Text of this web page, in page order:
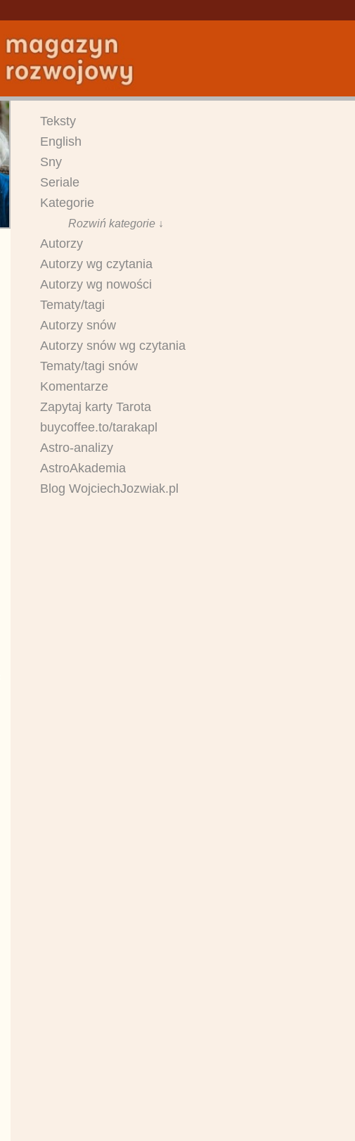
Teksty
English
Sny
Seriale
Kategorie
Rozwiń kategorie ↓
Autorzy
Autorzy wg czytania
Autorzy wg nowości
Tematy/tagi
Autorzy snów
Autorzy snów wg czytania
Tematy/tagi snów
Komentarze
Zapytaj karty Tarota
buycoffee.to/tarakapl
Astro-analizy
AstroAkademia
Blog WojciechJozwiak.pl